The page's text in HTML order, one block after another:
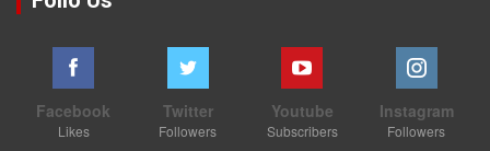
Facebook
Likes
Twitter
Followers
Youtube
Subscribers
Instagram
Followers